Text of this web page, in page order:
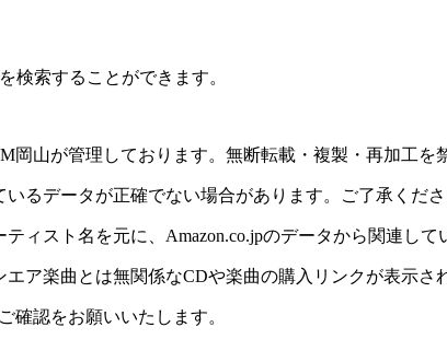
検索することができます。
岡山が管理しております。無断転載・複製・再加工を
るデータが正確でない場合があります。ご了承くださ
ィスト名を元に、Amazon.co.jpのデータから関連して
ア楽曲とは無関係なCDや楽曲の購入リンクが表示さ
確認をお願いいたします。